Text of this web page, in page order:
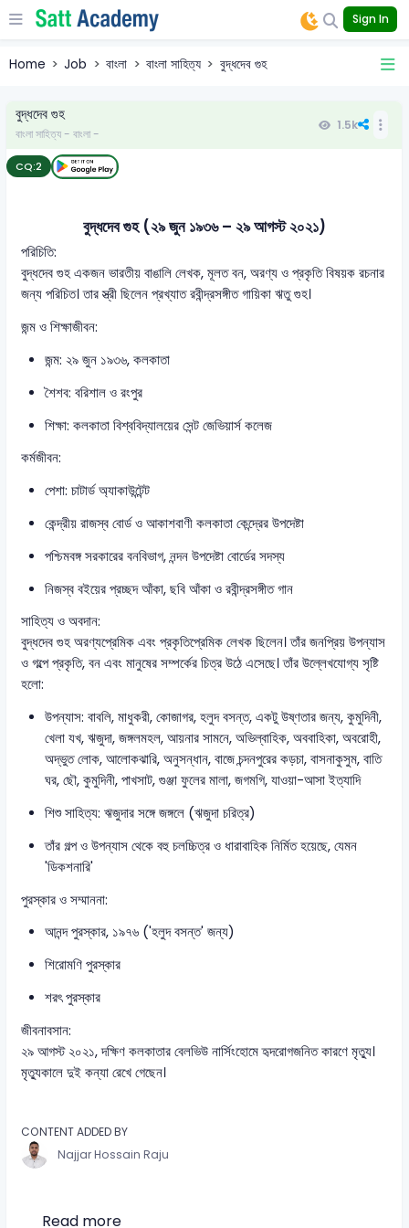
Sign In
Home Job বাংলা বাংলা সাহিত্য বুদ্ধদেব গুহ
বুদ্ধদেব গুহ
বাংলা সাহিত্য - বাংলা -
1.5k
CQ:2
বুদ্ধদেব গুহ (২৯ জুন ১৯৩৬ – ২৯ আগস্ট ২০২১)
পরিচিতি:
বুদ্ধদেব গুহ একজন ভারতীয় বাঙালি লেখক, মূলত বন, অরণ্য ও প্রকৃতি বিষয়ক রচনার
জন্য পরিচিত। তার স্ত্রী ছিলেন প্রখ্যাত রবীন্দ্রসঙ্গীত গায়িকা ঋতু গুহ।
জন্ম ও শিক্ষাজীবন:
জন্ম: ২৯ জুন ১৯৩৬, কলকাতা
শৈশব: বরিশাল ও রংপুর
শিক্ষা: কলকাতা বিশ্ববিদ্যালয়ের সেন্ট জেভিয়ার্স কলেজ
কর্মজীবন:
পেশা: চাটার্ড অ্যাকাউন্টেন্ট
কেন্দ্রীয় রাজস্ব বোর্ড ও আকাশবাণী কলকাতা কেন্দ্রের উপদেষ্টা
পশ্চিমবঙ্গ সরকারের বনবিভাগ, নন্দন উপদেষ্টা বোর্ডের সদস্য
নিজস্ব বইয়ের প্রচ্ছদ আঁকা, ছবি আঁকা ও রবীন্দ্রসঙ্গীত গান
সাহিত্য ও অবদান:
বুদ্ধদেব গুহ অরণ্যপ্রেমিক এবং প্রকৃতিপ্রেমিক লেখক ছিলেন। তাঁর জনপ্রিয় উপন্যাস
ও গল্পে প্রকৃতি, বন এবং মানুষের সম্পর্কের চিত্র উঠে এসেছে। তাঁর উল্লেখযোগ্য সৃষ্টি
হলো:
উপন্যাস: বাবলি, মাধুকরী, কোজাগর, হলুদ বসন্ত, একটু উষ্ণতার জন্য, কুমুদিনী,
খেলা যখ, ঋজুদা, জঙ্গলমহল, আয়নার সামনে, অভিল্বাহিক, অববাহিকা, অবরোহী,
অদ্ভুত লোক, আলোকঝারি, অনুসন্ধান, বাজে চন্দনপুরের কড়চা, বাসনাকুসুম, বাতি
ঘর, ছৌ, কুমুদিনী, পাখসাট, গুঞ্জা ফুলের মালা, জগমগি, যাওয়া-আসা ইত্যাদি
শিশু সাহিত্য: ঋজুদার সঙ্গে জঙ্গলে (ঋজুদা চরিত্র)
তাঁর গল্প ও উপন্যাস থেকে বহু চলচ্চিত্র ও ধারাবাহিক নির্মিত হয়েছে, যেমন
'ডিকশনারি'
পুরস্কার ও সম্মাননা:
আনন্দ পুরস্কার, ১৯৭৬ ('হলুদ বসন্ত' জন্য)
শিরোমণি পুরস্কার
শরৎ পুরস্কার
জীবনাবসান:
২৯ আগস্ট ২০২১, দক্ষিণ কলকাতার বেলভিউ নার্সিংহোমে হৃদরোগজনিত কারণে মৃত্যু।
মৃত্যুকালে দুই কন্যা রেখে গেছেন।
CONTENT ADDED BY
Najjar Hossain Raju
Read more